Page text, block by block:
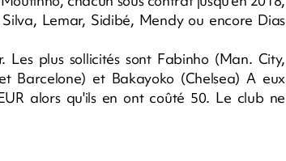
Lemar, Sidibé, Mendy ou encore Dias
plus sollicités sont Fabinho (Man. City,
Barcelone) et Bakayoko (Chelsea) A eux
alors qu'ils en ont coûté 50. Le club ne